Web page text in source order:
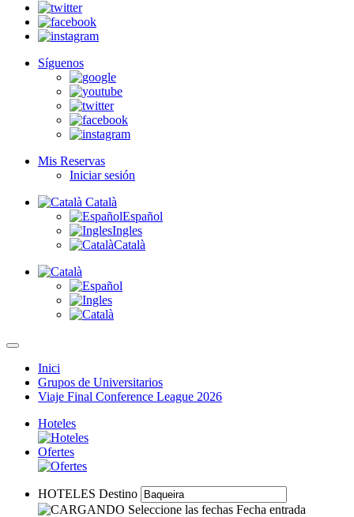
Síguenos
Mis Reservas
Iniciar sesión
Català
Español
Ingles
Català
Inici
Grupos de Universitarios
Viaje Final Conference League 2026
Hoteles
Ofertes
HOTELES Destino
Seleccione las fechas Fecha entrada